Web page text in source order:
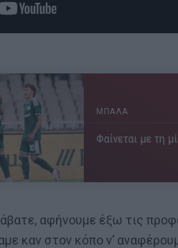
ΜΠΑΛΑ
Φαίνεται με τη
αφήνουμε έξω τις
καν στον κόπο ν’